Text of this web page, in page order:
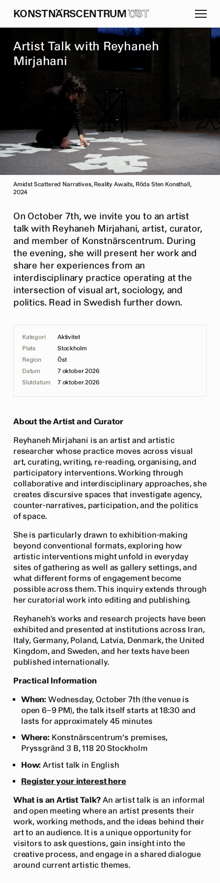
KONSTNÄRSCENTRUMÖST
Artist Talk with Reyhaneh
Mirjahani
Amidst Scattered Narratives, Reality Awaits, Röda Sten Konsthall,
2024
On October 7th, we invite you to an artist
talk with Reyhaneh Mirjahani, artist, curator,
and member of Konstnärscentrum. During
the evening, she will present her work and
share her experiences from an
interdisciplinary practice operating at the
intersection of visual art, sociology, and
politics. Read in Swedish further down.
Kategori
Aktivitet
Plats
Stockholm
Region
Öst
Datum
7 oktober 2026
Slutdatum
7 oktober 2026
About the Artist and Curator
Reyhaneh Mirjahani is an artist and artistic
researcher whose practice moves across visual
art, curating, writing, re-reading, organising, and
participatory interventions. Working through
collaborative and interdisciplinary approaches, she
creates discursive spaces that investigate agency,
counter-narratives, participation, and the politics
of space.
She is particularly drawn to exhibition-making
beyond conventional formats, exploring how
artistic interventions might unfold in everyday
sites of gathering as well as gallery settings, and
what different forms of engagement become
possible across them. This inquiry extends through
her curatorial work into editing and publishing.
Reyhaneh's works and research projects have been
exhibited and presented at institutions across Iran,
Italy, Germany, Poland, Latvia, Denmark, the United
Kingdom, and Sweden, and her texts have been
published internationally.
Practical Information
When: Wednesday, October 7th (the venue is
open 6–9 PM), the talk itself starts at 18:30 and
lasts for approximately 45 minutes
Where:Konstnärscentrum’s premises,
Pryssgränd 3 B, 118 20 Stockholm
How: Artist talk in English
Register your interest here
What is an Artist Talk? An artist talk is an informal
and open meeting where an artist presents their
work, working methods, and the ideas behind their
art to an audience. It is a unique opportunity for
visitors to ask questions, gain insight into the
creative process, and engage in a shared dialogue
around current artistic themes.